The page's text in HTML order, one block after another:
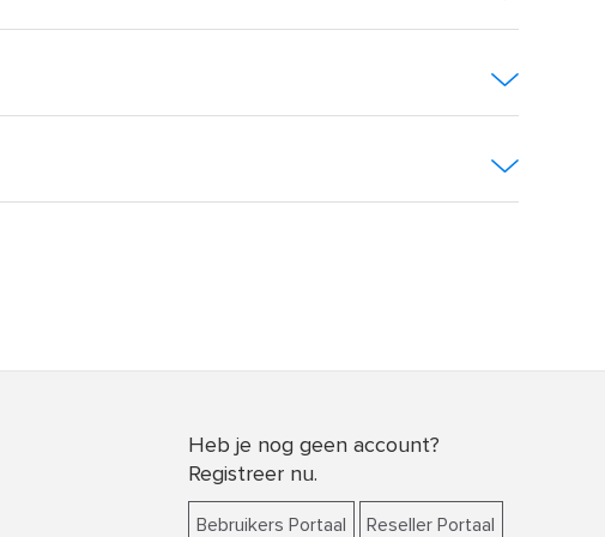
Heb je nog geen account?
Registreer nu.
Bebruikers Portaal Reseller Portaal